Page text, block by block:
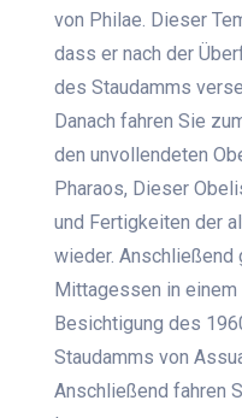
von Philae. Dieser
dass er nach der
des Staudamms
Danach fahren Sie
den unvollendeten
Pharaos, Dieser
und Fertigkeiten der
wieder. Anschließend
Mittagessen in einem
Besichtigung des
Staudamms von
Anschließend fahren